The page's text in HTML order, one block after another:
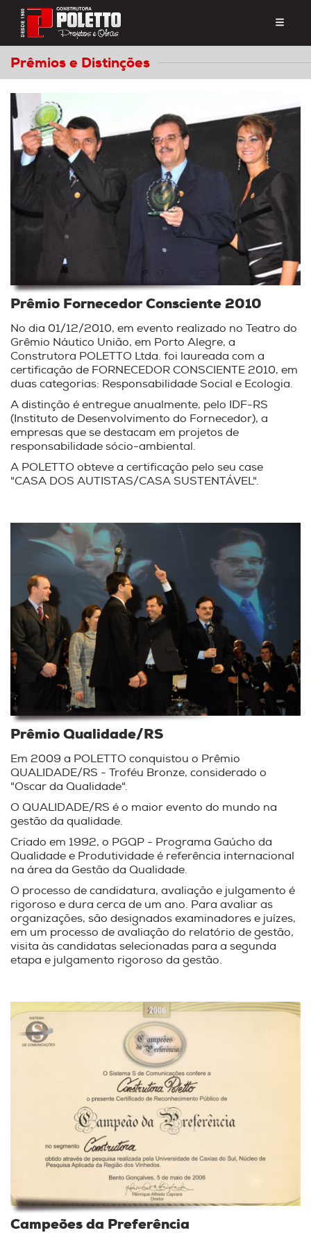
Prêmios e Distinções
Prêmio Fornecedor Consciente 2010
No dia 01/12/2010, em evento realizado no Teatro do
Grêmio Náutico União, em Porto Alegre, a
Construtora POLETTO Ltda. foi laureada com a
certificação de FORNECEDOR CONSCIENTE 2010, em
duas categorias: Responsabilidade Social e Ecologia.
A distinção é entregue anualmente, pelo IDF-RS
(Instituto de Desenvolvimento do Fornecedor), a
empresas que se destacam em projetos de
responsabilidade sócio-ambiental.
A POLETTO obteve a certificação pelo seu case
"CASA DOS AUTISTAS/CASA SUSTENTÁVEL".
Prêmio Qualidade/RS
Em 2009 a POLETTO conquistou o Prêmio
QUALIDADE/RS - Troféu Bronze, considerado o
"Oscar da Qualidade".
O QUALIDADE/RS é o maior evento do mundo na
gestão da qualidade.
Criado em 1992, o PGQP - Programa Gaúcho da
Qualidade e Produtividade é referência internacional
na área da Gestão da Qualidade.
O processo de candidatura, avaliação e julgamento é
rigoroso e dura cerca de um ano. Para avaliar as
organizações, são designados examinadores e juízes,
em um processo de avaliação do relatório de gestão,
visita às candidatas selecionadas para a segunda
etapa e julgamento rigoroso da gestão.
Campeões da Preferência